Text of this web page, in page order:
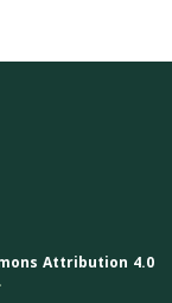
Attribution 4.0